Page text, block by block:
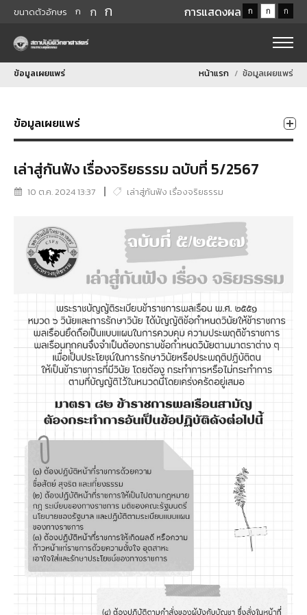
ขนาดตัวอักษร ก ก ก การแสดงผล ก ก ก
ข้อมูลเผยแพร่ หน้าแรก ข้อมูลเผยแพร่
ข้อมูลเผยแพร่
เล่าสู่กันฟัง เรื่องจริยธรรม ฉบับที่ 5/2567
10 ต.ค. 2024 13:37 เล่าสู่กันฟัง เรื่องจริยธรรม